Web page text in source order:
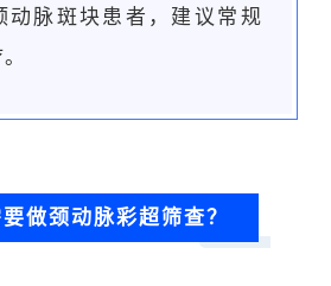
动脉斑块患者，建议常规
做颈动脉彩超筛查？